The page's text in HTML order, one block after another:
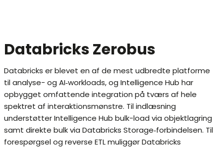
Databricks Zerobus
Databricks er blevet en af de mest udbredte platforme
til analyse- og AI‑workloads, og Intelligence Hub har
opbygget omfattende integration på tværs af hele
spektret af interaktionsmønstre. Til indlæsning
understøtter Intelligence Hub bulk-load via objektlagring
samt direkte bulk via Databricks Storage‑forbindelsen. Til
forespørgsel og reverse ETL muliggør Databricks